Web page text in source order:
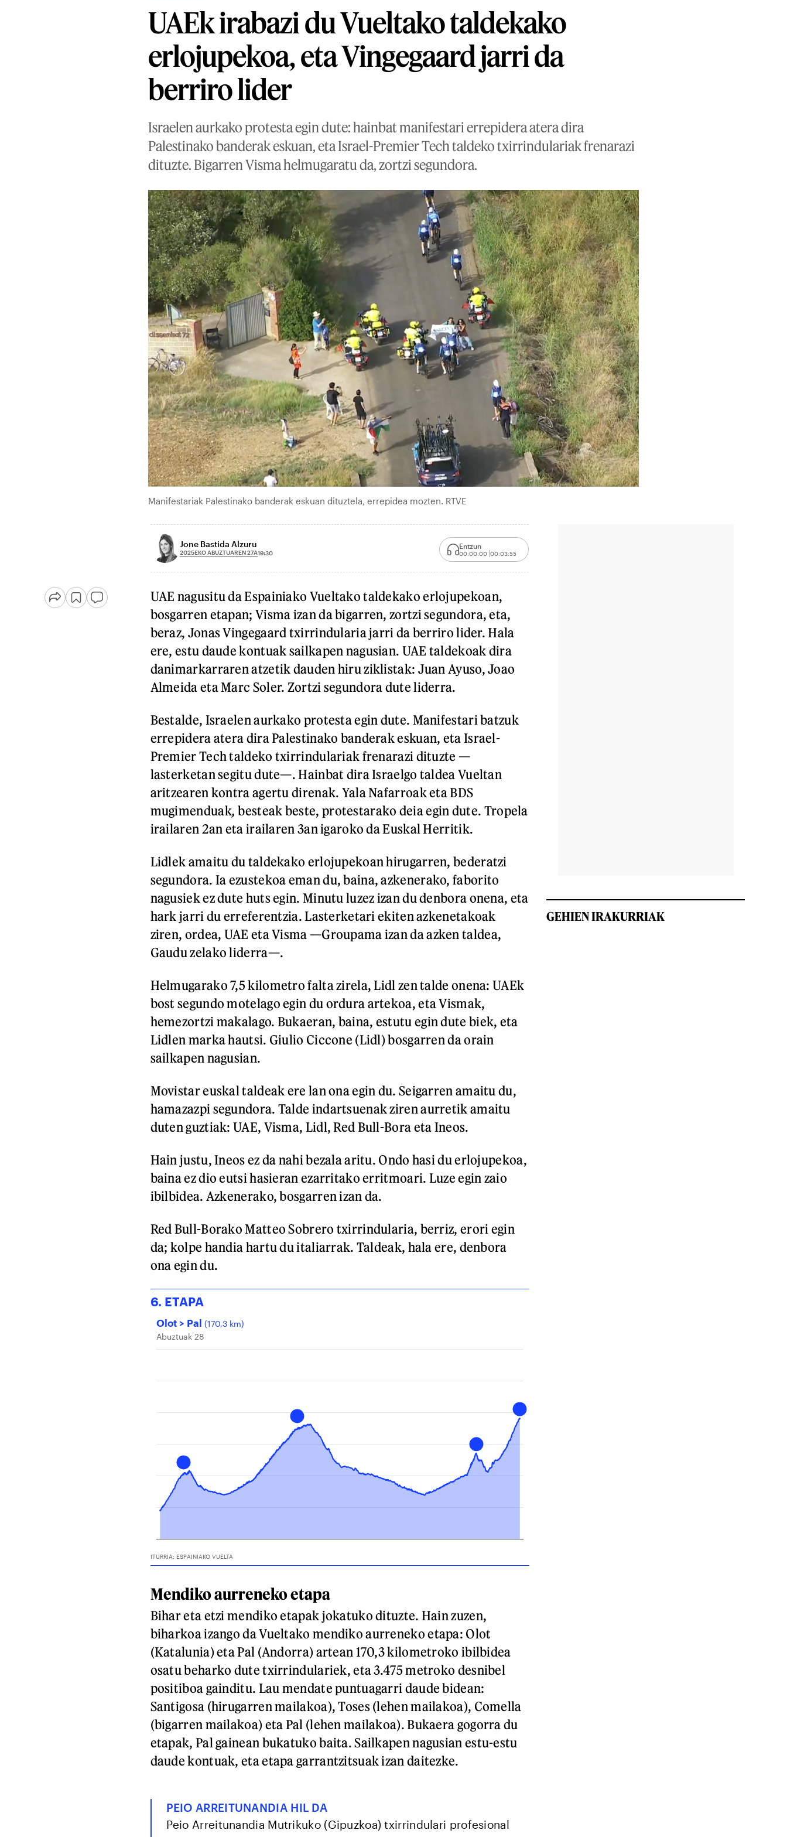
UAEk irabazi du Vueltako taldekako
erlojupekoa, eta Vingegaard jarri da
berriro lider
Israelen aurkako protesta egin dute: hainbat manifestari errepidera atera dira
Palestinako banderak eskuan, eta Israel-Premier Tech taldeko txirrindulariak frenarazi
dituzte. Bigarren Visma helmugaratu da, zortzi segundora.
Manifestariak Palestinako banderak eskuan dituztela, errepidea mozten. RTVE
Jone Bastida Alzuru
2025EKO ABUZTUAREN 27A19:30
Entzun
00:00:00 00:03:55
UAE nagusitu da Espainiako Vueltako taldekako erlojupekoan,
bosgarren etapan; Visma izan da bigarren, zortzi segundora, eta,
beraz, Jonas Vingegaard txirrindularia jarri da berriro lider. Hala
ere, estu daude kontuak sailkapen nagusian. UAE taldekoak dira
danimarkarraren atzetik dauden hiru ziklistak: Juan Ayuso, Joao
Almeida eta Marc Soler. Zortzi segundora dute liderra.
Bestalde, Israelen aurkako protesta egin dute. Manifestari batzuk
errepidera atera dira Palestinako banderak eskuan, eta Israel-
Premier Tech taldeko txirrindulariak frenarazi dituzte —
lasterketan segitu dute—. Hainbat dira Israelgo taldea Vueltan
aritzearen kontra agertu direnak. Yala Nafarroak eta BDS
mugimenduak,besteak beste, protestarako deia egin dute. Tropela
irailaren 2an eta irailaren 3an igaroko da Euskal Herritik.
Lidlek amaitu du taldekako erlojupekoan hirugarren, bederatzi
segundora. Ia ezustekoa eman du, baina, azkenerako, faborito
nagusiek ez dute huts egin. Minutu luzez izan du denbora onena, eta
hark jarri du erreferentzia. Lasterketari ekiten azkenetakoak
ziren, ordea, UAE eta Visma —Groupama izan da azken taldea,
Gaudu zelako liderra—.
Helmugarako 7,5 kilometro falta zirela, Lidl zen talde onena: UAEk
bost segundo motelago egin du ordura artekoa, eta Vismak,
hemezortzi makalago. Bukaeran, baina, estutu egin dute biek, eta
Lidlen marka hautsi. Giulio Ciccone (Lidl) bosgarren da orain
sailkapen nagusian.
Movistar euskal taldeak ere lan ona egin du. Seigarren amaitu du,
hamazazpi segundora. Talde indartsuenak ziren aurretik amaitu
duten guztiak: UAE, Visma, Lidl, Red Bull-Bora eta Ineos.
Hain justu, Ineos ez da nahi bezala aritu. Ondo hasi du erlojupekoa,
baina ez dio eutsi hasieran ezarritako erritmoari. Luze egin zaio
ibilbidea. Azkenerako, bosgarren izan da.
Red Bull-Borako Matteo Sobrero txirrindularia, berriz, erori egin
da; kolpe handia hartu du italiarrak. Taldeak, hala ere, denbora
ona egin du.
Mendiko aurreneko etapa
Bihar eta etzi mendiko etapak jokatuko dituzte. Hain zuzen,
biharkoa izango da Vueltako mendiko aurreneko etapa: Olot
(Katalunia) eta Pal (Andorra) artean 170,3 kilometroko ibilbidea
osatu beharko dute txirrindulariek, eta 3.475 metroko desnibel
positiboa gainditu. Lau mendate puntuagarri daude bidean:
Santigosa (hirugarren mailakoa), Toses (lehen mailakoa), Comella
(bigarren mailakoa) eta Pal (lehen mailakoa). Bukaera gogorra du
etapak, Pal gainean bukatuko baita. Sailkapen nagusian estu-estu
daude kontuak, eta etapa garrantzitsuak izan daitezke.
PEIO ARREITUNANDIA HIL DA
Peio Arreitunandia Mutrikuko (Gipuzkoa) txirrindulari profesional
GEHIEN IRAKURRIAK